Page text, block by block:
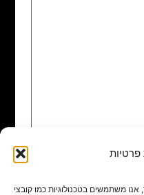
פרטיות
משתמשים בטכנולוגיות כמו קובצי